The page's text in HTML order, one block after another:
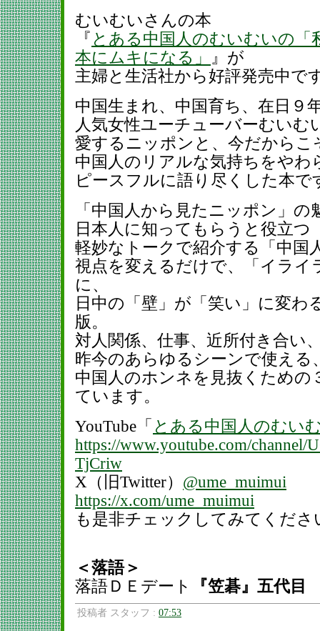
むいむいさんの本
『 とある中国人のむいむいの
本にムキになる」 』が
主婦と生活社から好評発売中で
中国生まれ、中国育ち、在日９
人気女性ユーチューバーむいむ
愛するニッポンと、今だからこ
中国人のリアルな気持ちをやわ
ピースフルに語り尽くした本で
「中国人から見たニッポン」の
日本人に知ってもらうと役立つ
軽妙なトークで紹介する「中国
視点を変えるだけで、「イライ
に、
日中の「壁」が「笑い」に変わ
版。
対人関係、仕事、近所付き合い
昨今のあらゆるシーンで使える
中国人のホンネを見抜くための
ています。
YouTube「 とある中国人のむい
https://www.youtube.com/channel/
TjCriw
X（旧Twitter） @ume_muimui
https://x.com/ume_muimui
も是非チェックしてみてくだ
＜落語＞
落語ＤＥデート
『笠碁』五代
投稿者 スタッフ : 07:53